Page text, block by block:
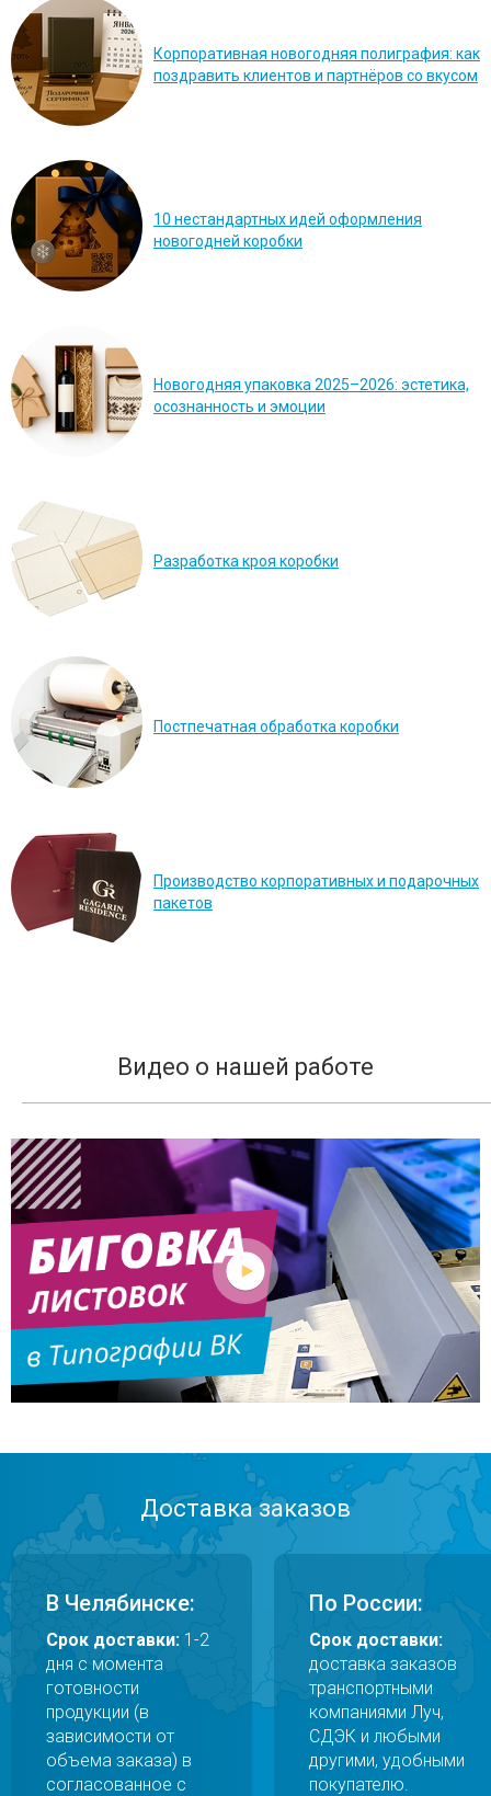
Корпоративная новогодняя полиграфия: как
поздравить клиентов и партнёров со вкусом
10 нестандартных идей оформления
новогодней коробки
Новогодняя упаковка 2025–2026: эстетика,
осознанность и эмоции
Разработка кроя коробки
Постпечатная обработка коробки
Производство корпоративных и подарочных
пакетов
Видео о нашей работе
Доставка заказов
В Челябинске:
Срок доставки: 1-2
дня с момента
готовности
продукции (в
зависимости от
объема заказа) в
согласованное с
По России:
Срок доставки:
доставка заказов
транспортными
компаниями Луч,
СДЭК и любыми
другими, удобными
покупателю.